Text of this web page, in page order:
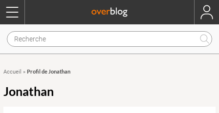
Accueil » Profil de Jonathan
Jonathan